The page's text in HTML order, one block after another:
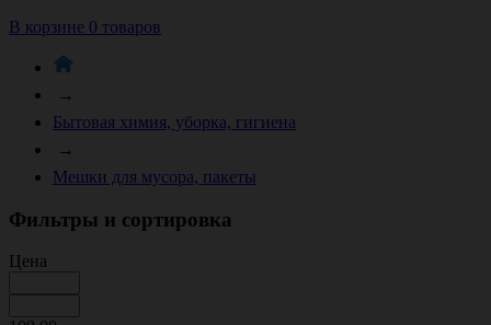
В корзине 0 товаров
→
Бытовая химия, уборка, гигиена
→
Мешки для мусора, пакеты
Фильтры и сортировка
Цена